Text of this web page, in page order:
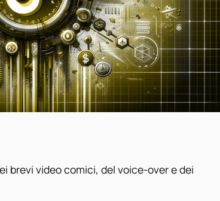
brevi video comici, del voice-over e dei